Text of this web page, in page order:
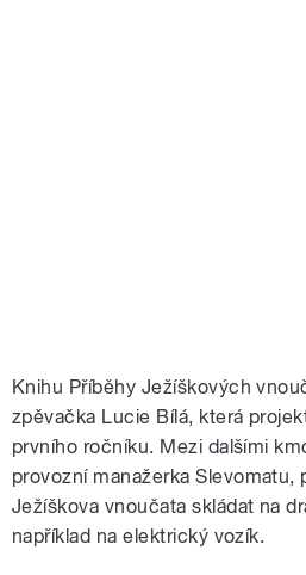
Knihu Příběhy Ježíškových
zpěvačka Lucie Bílá, která
prvního ročníku. Mezi dalšími
provozní manažerka Slevomatu,
Ježíškova vnoučata skládat na
například na elektrický vozík.